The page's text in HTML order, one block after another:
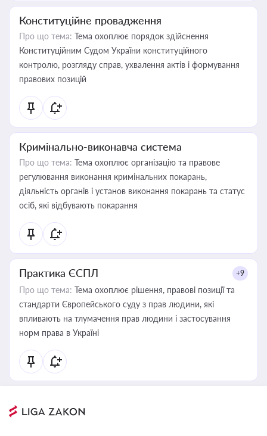
Конституційне провадження
Про що тема: Тема охоплює порядок здійснення
Конституційним Судом України конституційного
контролю, розгляду справ, ухвалення актів і формування
правових позицій
Кримінально-виконавча система
Про що тема: Тема охоплює організацію та правове
регулювання виконання кримінальних покарань,
діяльність органів і установ виконання покарань та статус
осіб, які відбувають покарання
Практика ЄСПЛ +9
Про що тема: Тема охоплює рішення, правові позиції та
стандарти Європейського суду з прав людини, які
впливають на тлумачення прав людини і застосування
норм права в Україні